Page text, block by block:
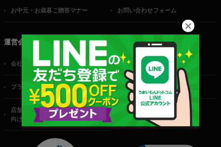
お中元・お歳暮ご贈答マナー お問い合わせフォーム
運営会社
会社概要 ご利用規約
プライバシーポリシー 特定商取引法に基づく表記
店舗・法人・生産者様
向けのお問い合わせ